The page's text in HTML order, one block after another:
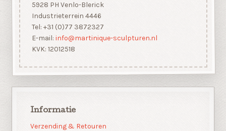
5928 PH Venlo-Blerick
Industrieterrein 4446
Tel: +31 (0)77 3872327
E-mail: info@martinique-sculpturen.nl
KVK: 12012518
Informatie
Verzending & Retouren